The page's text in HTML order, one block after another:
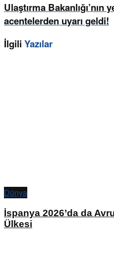
Ulaştırma Bakanlığı’nın
acentelerden uyarı geldi!
İlgili Yazılar
Dünya
İspanya 2026’da da
Ülkesi